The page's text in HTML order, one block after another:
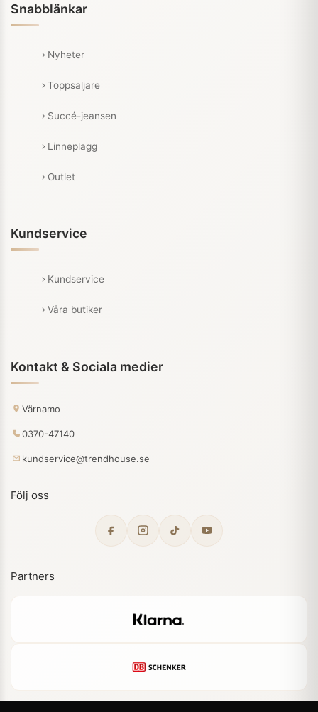
Snabblänkar
Nyheter
Toppsäljare
Succé-jeansen
Linneplagg
Outlet
Kundservice
Kundservice
Våra butiker
Kontakt & Sociala medier
Värnamo
0370-47140
kundservice@trendhouse.se
Följ oss
Partners